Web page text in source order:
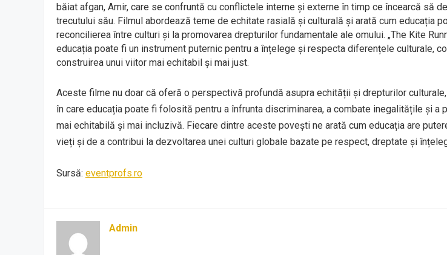
băiat afgan, Amir, care se confruntă cu conflictele interne și externe în timp ce încearcă să
trecutului său. Filmul abordează teme de echitate rasială și culturală și arată cum educația
reconcilierea între culturi și la promovarea drepturilor fundamentale ale omului. „The Kite
educația poate fi un instrument puternic pentru a înțelege și respecta diferențele culturale,
construirea unui viitor mai echitabil și mai just.
Aceste filme nu doar că oferă o perspectivă profundă asupra echității și drepturilor
în care educația poate fi folosită pentru a înfrunta discriminarea, a combate inegalitățile și a
mai echitabilă și mai incluzivă. Fiecare dintre aceste povești ne arată cum educația are
vieți și de a contribui la dezvoltarea unei culturi globale bazate pe respect, dreptate și
Sursă: eventprofs.ro
Admin